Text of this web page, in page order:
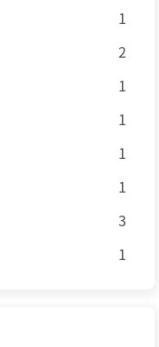
1
2
1
1
1
1
3
1